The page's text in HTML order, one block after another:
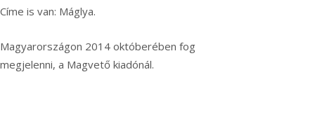
Címe is van: Máglya.
Magyarországon 2014 októberében fog
megjelenni, a Magvető kiadónál.